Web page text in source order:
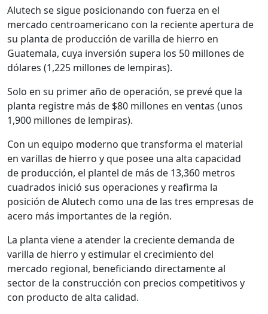
Alutech se sigue posicionando con fuerza en el
mercado centroamericano con la reciente apertura de
su planta de producción de varilla de hierro en
Guatemala, cuya inversión supera los 50 millones de
dólares (1,225 millones de lempiras).
Solo en su primer año de operación, se prevé que la
planta registre más de $80 millones en ventas (unos
1,900 millones de lempiras).
Con un equipo moderno que transforma el material
en varillas de hierro y que posee una alta capacidad
de producción, el plantel de más de 13,360 metros
cuadrados inició sus operaciones y reafirma la
posición de Alutech como una de las tres empresas de
acero más importantes de la región.
La planta viene a atender la creciente demanda de
varilla de hierro y estimular el crecimiento del
mercado regional, beneficiando directamente al
sector de la construcción con precios competitivos y
con producto de alta calidad.